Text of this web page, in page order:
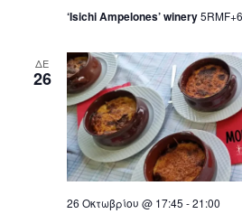
‘Isichi Ampelones’ winery
ΔΕ
26
26 Οκτωβρίου @ 17:45 -21:00